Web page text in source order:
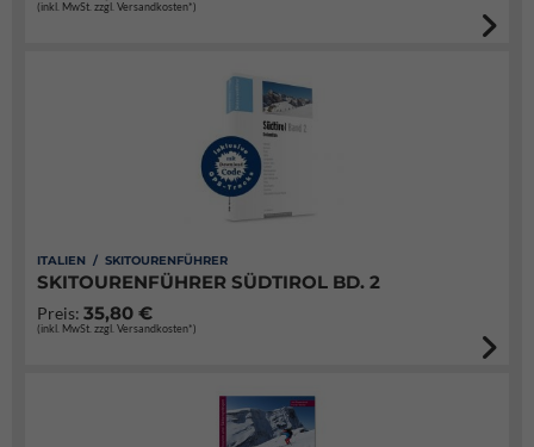
(inkl. MwSt. zzgl. Versandkosten*)
ITALIEN / SKITOURENFÜHRER
SKITOURENFÜHRER SÜDTIROL BD. 2
Preis: 35,80 €
(inkl. MwSt. zzgl. Versandkosten*)